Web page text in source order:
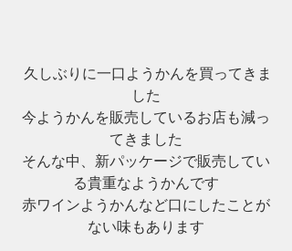
した
今ようかんを販売しているお店も減っ
てきました
そんな中、新パッケージで販売してい
る貴重なようかんです
赤ワインようかんなど口にしたことが
ない味もあります